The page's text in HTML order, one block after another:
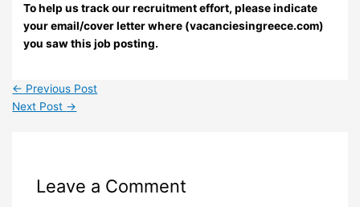
To help us track our recruitment effort, please indicate
your email/cover letter where (vacanciesingreece.com)
you saw this job posting.
← Previous Post
Next Post →
Leave a Comment